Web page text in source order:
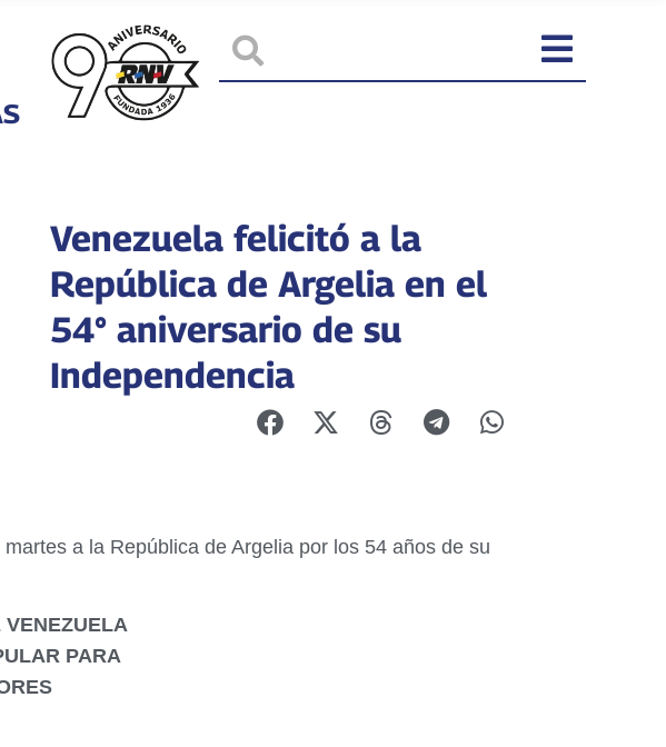
Venezuela felicitó a la
República de Argelia en el
54° aniversario de su
Independencia
a la República de Argelia por los 54 años de su
VENEZUELA
PARA